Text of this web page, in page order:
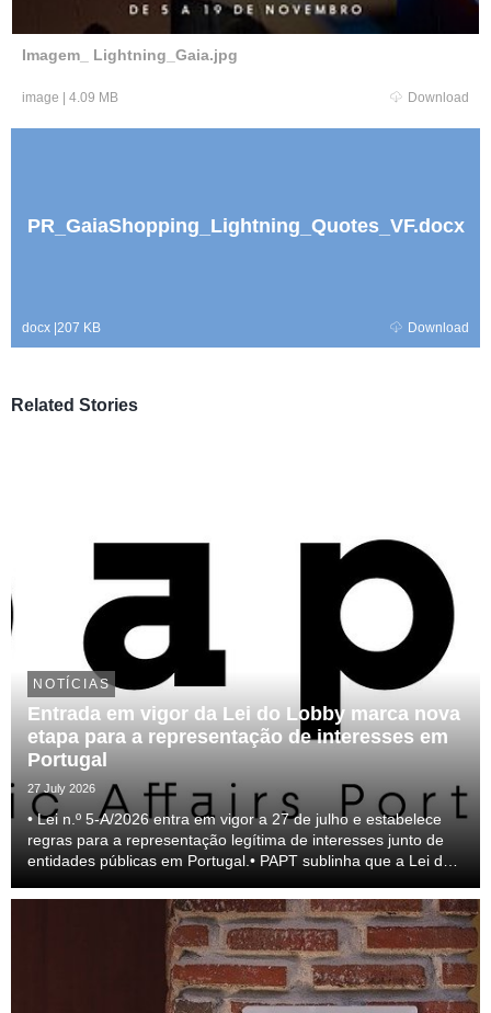
Imagem_ Lightning_Gaia.jpg
image | 4.09 MB Download
PR_GaiaShopping_Lightning_Quotes_VF.docx
docx |207 KB Download
Related Stories
NOTÍCIAS
Entrada em vigor da Lei do Lobby marca nova
etapa para a representação de interesses em
Portugal
27 July 2026
• Lei n.º 5-A/2026 entra em vigor a 27 de julho e estabelece
regras para a representação legítima de interesses junto de
entidades públicas em Portugal.• PAPT sublinha que a Lei do
do setor e para a transparên...